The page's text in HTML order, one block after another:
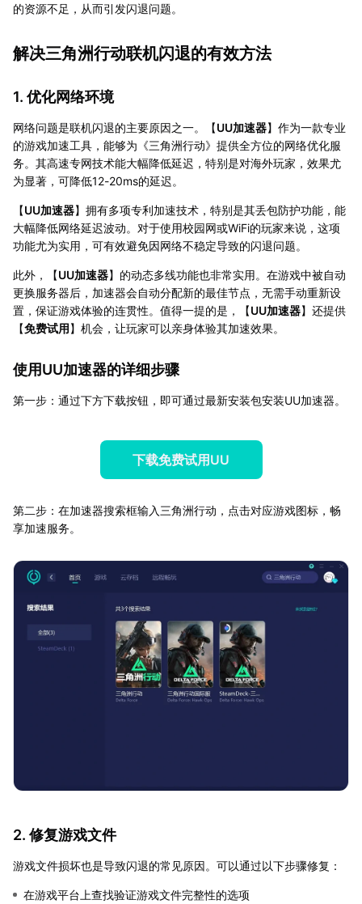
的资源不足，从而引发闪退问题。
解决三角洲行动联机闪退的有效方法
1. 优化网络环境
网络问题是联机闪退的主要原因之一。【UU加速器】作为一款专业
的游戏加速工具，能够为《三角洲行动》提供全方位的网络优化服
务。其高速专网技术能大幅降低延迟，特别是对海外玩家，效果尤
为显著，可降低12-20ms的延迟。
【UU加速器】拥有多项专利加速技术，特别是其丢包防护功能，能
大幅降低网络延迟波动。对于使用校园网或WiFi的玩家来说，这项
功能尤为实用，可有效避免因网络不稳定导致的闪退问题。
此外，【UU加速器】的动态多线功能也非常实用。在游戏中被自动
更换服务器后，加速器会自动分配新的最佳节点，无需手动重新设
置，保证游戏体验的连贯性。值得一提的是，【UU加速器】还提供
【免费试用】机会，让玩家可以亲身体验其加速效果。
使用UU加速器的详细步骤
第一步：通过下方下载按钮，即可通过最新安装包安装UU加速器。
下载免费试用UU
第二步：在加速器搜索框输入三角洲行动，点击对应游戏图标，畅
享加速服务。
2. 修复游戏文件
游戏文件损坏也是导致闪退的常见原因。可以通过以下步骤修复：
在游戏平台上查找验证游戏文件完整性的选项